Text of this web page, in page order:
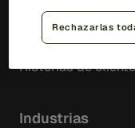
Biblioteca de
Eventos
Historias de
Industrias
Rechazarlas